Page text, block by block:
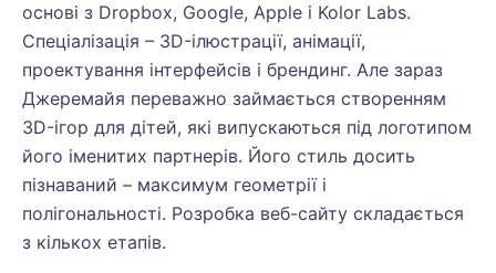
основі з Dropbox, Google, Apple і Kolor Labs.
Спеціалізація – 3D-ілюстрації, анімації,
проектування інтерфейсів і брендинг. Але зараз
Джеремайя переважно займається створенням
3D-ігор для дітей, які випускаються під логотипом
його іменитих партнерів. Його стиль досить
пізнаваний – максимум геометрії і
полігональності. Розробка веб-сайту складається
з кількох етапів.